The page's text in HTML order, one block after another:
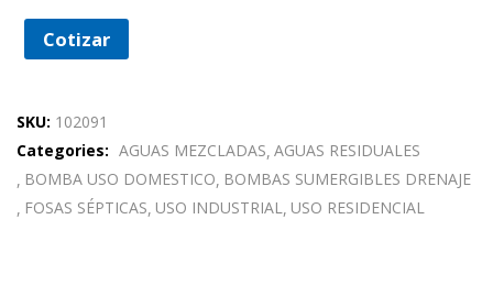
Cotizar
SKU: 102091
Categories: AGUAS MEZCLADAS AGUAS RESIDUALES
BOMBA USO DOMESTICO BOMBAS SUMERGIBLES DRENAJE
FOSAS SÉPTICAS USO INDUSTRIAL USO RESIDENCIAL